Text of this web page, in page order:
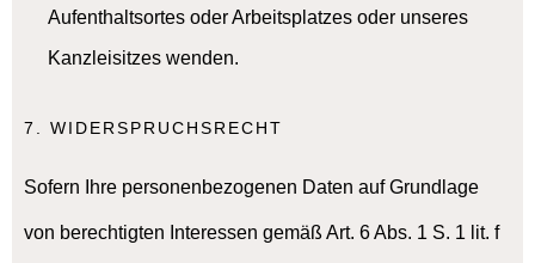
Aufenthaltsortes oder Arbeitsplatzes oder unseres
Kanzleisitzes wenden.
7. WIDERSPRUCHSRECHT
Sofern Ihre personenbezogenen Daten auf Grundlage
von berechtigten Interessen gemäß Art. 6 Abs. 1 S. 1 lit. f